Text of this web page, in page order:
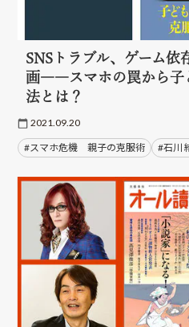
SNSトラブル、ゲーム依
画――スマホの罠から子
法とは？
2021.09.20
#スマホ危機 親子の克服術 #石川